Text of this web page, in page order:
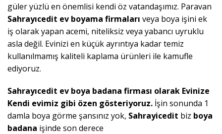
güler yüzlü en önemlisi kendi öz vatandaşımız. Paravan
Sahrayıcedit ev boyama firmaları veya boya işini ek
iş olarak yapan acemi, niteliksiz veya yabancı uyruklu
asla değil. Evinizi en küçük ayrıntıya kadar temiz
kullanılmamış kaliteli kaplama ürünleri ile kamufle
ediyoruz.
Sahrayıcedit ev boya badana firması olarak Evinize
Kendi evimiz gibi özen gösteriyoruz. İşin sonunda 1
damla boya görme şansınız yok, Sahrayicedit biz boya
badana işinde son derece